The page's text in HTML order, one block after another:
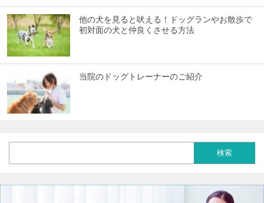
他の犬を見ると吠える！ドッグランやお散歩で
初対面の犬と仲良くさせる方法
当院のドッグトレーナーのご紹介